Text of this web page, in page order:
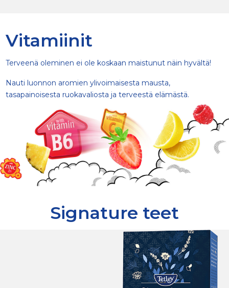
Vitamiinit
Terveenä oleminen ei ole koskaan maistunut näin hyvältä!
Nauti luonnon aromien ylivoimaisesta mausta,
tasapainoisesta ruokavaliosta ja terveestä elämästä.
Signature teet